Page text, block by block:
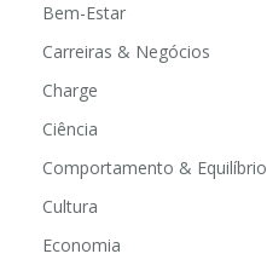
Bem-Estar
Carreiras & Negócios
Charge
Ciência
Comportamento & Equilíbrio
Cultura
Economia